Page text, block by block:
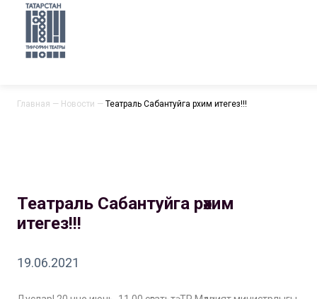
Главная — Новости — Театраль Сабантуйга рәхим итегез!!!
Театраль Сабантуйга рәхим
итегез!!!
19.06.2021